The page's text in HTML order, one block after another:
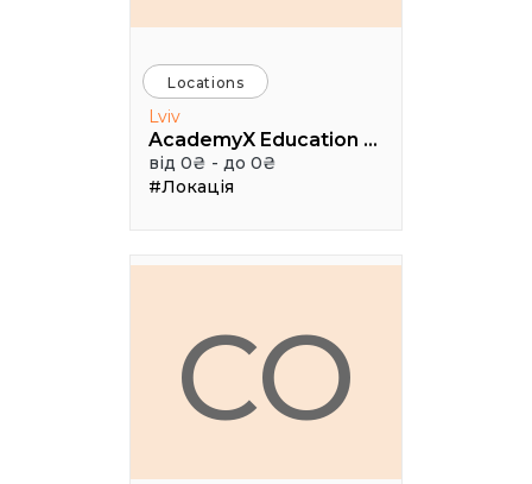
Locations
Lviv
AcademyX Education Hub
від 0₴ - до 0₴
#Локація
CO